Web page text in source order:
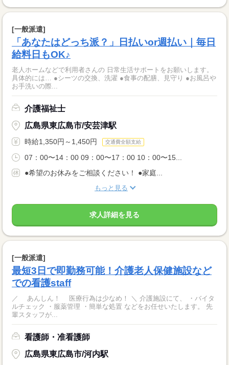
[一般派遣]
「あなたはどっち派？」日払いor週払い｜毎日
給料日もOK♪
老人ホームなどで利用者さんの 日常生活サポートをお願いします。
具体的には… ●シーツの交換、洗濯 ●食事の配膳、見守り ●お風呂や
お手洗いの際...
介護福祉士
広島県東広島市/安芸津駅
時給1,350円～1,450円 交通費全額支給
07：00〜14：00 09：00〜17：00 10：00〜15...
●希望のお休みをご相談ください！ ●家庭...
もっと見る
求人詳細を見る
[一般派遣]
最短3日で即勤務可能！介護老人保健施設など
での看護staff
／ あんしん！ 医療行為は少なめ！ ＼ 介護施設にて、 ・バイタ
ルチェック ・服薬管理 ・簡単な処置 などをお任せいたします。 先
輩スタッフが...
看護師・准看護師
広島県東広島市/河内駅